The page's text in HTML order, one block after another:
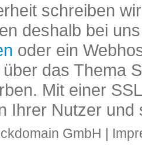
schreiben
deshalb bei
oder ein
das Thema
Mit einer
Ihrer Nutzer und
GmbH |